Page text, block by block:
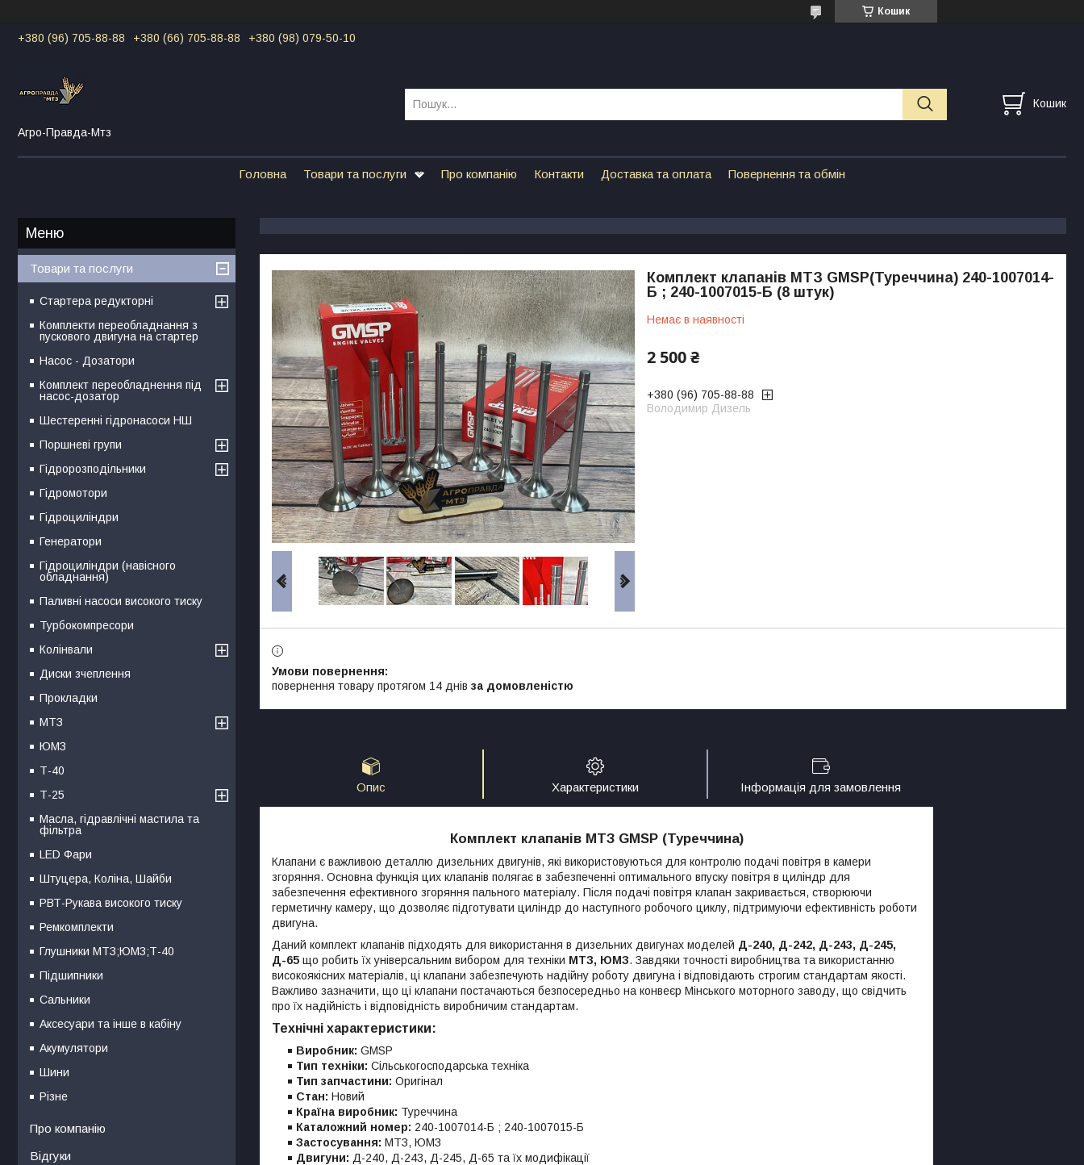
Кошик
+380 (96) 705-88-88 +380 (66) 705-88-88 +380 (98) 079-50-10
Агро-Правда-Мтз
Кошик
Головна Товари та послуги Про компанію Контакти Доставка та оплата Повернення та обмін
Комплект клапанів МТЗ GMSP(Туреччина) 240-1007014-
Б ; 240-1007015-Б (8 штук)
Немає в наявності
2 500 ₴
+380 (96) 705-88-88
Володимир Дизель
повернення товару протягом 14 днів за домовленістю
Опис Характеристики Інформація для замовлення
Комплект клапанів МТЗ GMSP (Туреччина)
Клапани є важливою деталлю дизельних двигунів, які використовуються для контролю подачі повітря в камери
згоряння. Основна функція цих клапанів полягає в забезпеченні оптимального впуску повітря в циліндр для
забезпечення ефективного згоряння пального матеріалу. Після подачі повітря клапан закривається, створюючи
герметичну камеру, що дозволяє підготувати циліндр до наступного робочого циклу, підтримуючи ефективність роботи
двигуна.
Даний комплект клапанів підходять для використання в дизельних двигунах моделей Д-240, Д-242, Д-243, Д-245,
Д-65 що робить їх універсальним вибором для техніки МТЗ, ЮМЗ. Завдяки точності виробництва та використанню
високоякісних матеріалів, ці клапани забезпечують надійну роботу двигуна і відповідають строгим стандартам якості.
Важливо зазначити, що ці клапани постачаються безпосередньо на конвеєр Мінського моторного заводу, що свідчить
про їх надійність і відповідність виробничим стандартам.
Технічні характеристики:
Виробник: GMSP
Тип техніки: Сільськогосподарська техніка
Тип запчастини: Оригінал
Стан: Новий
Країна виробник: Туреччина
Каталожний номер: 240-1007014-Б ; 240-1007015-Б
Застосування: МТЗ, ЮМЗ
Двигуни: Д-240, Д-243, Д-245, Д-65 та їх модифікації
Товари та послуги
Стартера редукторні
Комплекти переобладнання з
пускового двигуна на стартер
Насос - Дозатори
Комплект переобладнення під
насос-дозатор
Шестеренні гідронасоси НШ
Поршневі групи
Гідророзподільники
Гідромотори
Гідроциліндри
Генератори
Гідроциліндри (навісного
обладнання)
Паливні насоси високого тиску
Турбокомпресори
Колінвали
Диски зчеплення
Прокладки
МТЗ
ЮМЗ
Т-40
Т-25
Масла, гідравлічні мастила та
фільтра
LED Фари
Штуцера, Коліна, Шайби
РВТ-Рукава високого тиску
Ремкомплекти
Глушники МТЗ;ЮМЗ;Т-40
Підшипники
Сальники
Аксесуари та інше в кабіну
Акумулятори
Шини
Різне
Про компанію
Відгуки